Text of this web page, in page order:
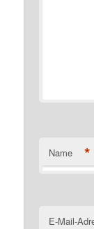
Name *
E-Mail-